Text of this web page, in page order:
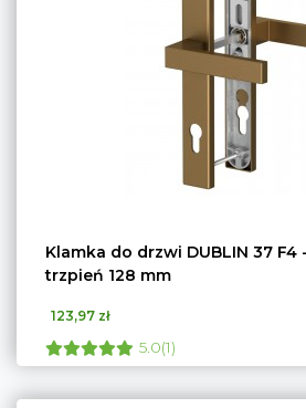
Klamka do drzwi DUBLIN 37
trzpień 128 mm
123,97 zł
5.0(1)